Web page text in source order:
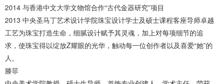
2014 与香港中文大学文物馆合作“古代金器研究”项目
2013 中央圣马丁艺术设计学院珠宝设计学士及硕士课程客座导师卓越
工艺为珠宝打造生命，细腻设计赋予其灵魂，加上对每项细节的追
求，使珠宝得以绽放Z耀眼的光华，触动每一位创作者以及喜爱“她”的
人。
滕菲